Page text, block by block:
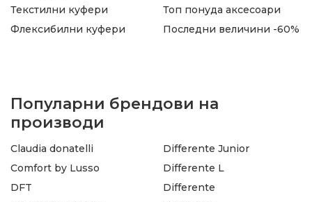
Текстилни куфери
Флексибилни куфери
Топ понуда аксесоари
Последни величини -60%
Популарни брендови на
производи
Claudia donatelli
Comfort by Lusso
DFT
Differente Junior
Differente L
Differente